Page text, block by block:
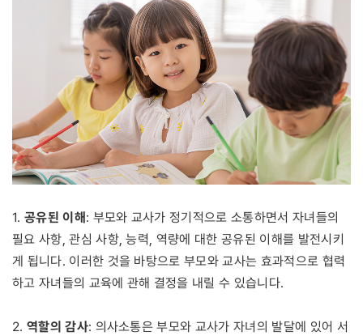
1. 공유된 이해: 부모와 교사가 정기적으로 소통하면서 자녀들의
필요 사항, 관심 사항, 능력, 역량에 대한 공유된 이해를 발전시키
게 됩니다. 이러한 것을 바탕으로 부모와 교사는 효과적으로 협력
하고 자녀들의 교육에 관해 결정을 내릴 수 있습니다.
2. 역할의 감사: 의사소통은 부모와 교사가 자녀의 발달에 있어 서